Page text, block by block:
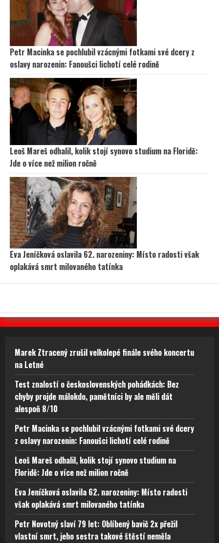
Petr Macinka se pochlubil vzácnými fotkami své dcery z
oslavy narozenin: Fanoušci lichotí celé rodině
Leoš Mareš odhalil, kolik stojí synovo studium na Floridě:
Jde o více než milion ročně
Eva Jeníčková oslavila 62. narozeniny: Místo radosti však
oplakává smrt milovaného tatínka
Marek Ztracený zrušil velkolepé finále svého koncertu
na Letné
Test znalostí o československých pohádkách: Bez
chyby projde málokdo, pamětníci by ale měli dát
alespoň 8/10
Petr Macinka se pochlubil vzácnými fotkami své dcery
z oslavy narozenin: Fanoušci lichotí celé rodině
Leoš Mareš odhalil, kolik stojí synovo studium na
Floridě: Jde o více než milion ročně
Eva Jeníčková oslavila 62. narozeniny: Místo radosti
však oplakává smrt milovaného tatínka
Petr Novotný slaví 79 let: Oblíbený bavič 2x přežil
vlastní smrt, jeho sestra takové štěstí neměla